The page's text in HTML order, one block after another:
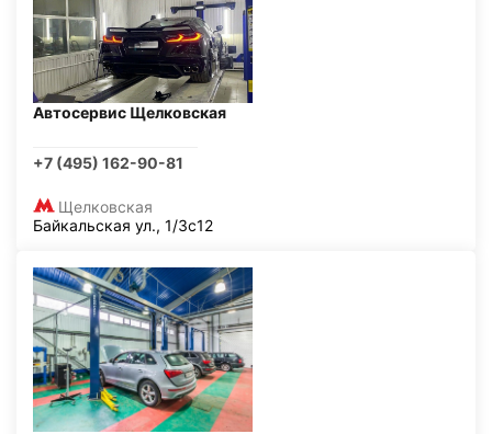
Автосервис Щелковская
+7 (495) 162-90-81
Щелковская
Байкальская ул., 1/3с12